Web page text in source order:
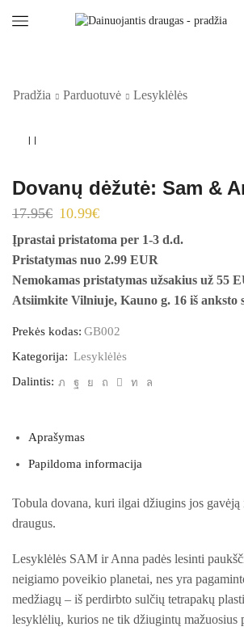
Pradžia Parduotuvė Lesyklėlės
Dovanų dėžutė: Sam &
17.95€ Original
was:
17.95€.
10.99€Current
is:
10.99€.
Įprastai pristatoma per 1-3 d.d.
Pristatymas nuo 2.99 EUR
Nemokamas pristatymas užsakius už 55
Atsiimkite Vilniuje, Kauno g. 16 iš anksto
Prekės kodas: GB002
Kategorija: Lesyklėlės
Dalintis:
Aprašymas
Papildoma informacija
Tobula dovana, kuri ilgai džiugins jos gavėją
draugus.
Lesyklėlės SAM ir Anna padės lesinti
neigiamo poveikio planetai, nes yra
medžiagų – iš perdirbto sulčių tetrapakų
lesyklėlių, kurios ne tik džiugintų mažuosius